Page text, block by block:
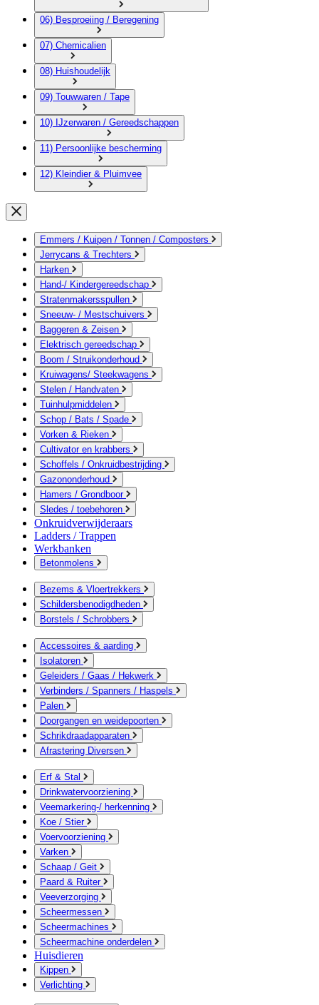
06) Besproeiing / Beregening
07) Chemicalien
08) Huishoudelijk
09) Touwwaren / Tape
10) IJzerwaren / Gereedschappen
11) Persoonlijke bescherming
12) Kleindier & Pluimvee
Emmers / Kuipen / Tonnen / Composters
Jerrycans & Trechters
Harken
Hand-/ Kindergereedschap
Stratenmakersspullen
Sneeuw- / Mestschuivers
Baggeren & Zeisen
Elektrisch gereedschap
Boom / Struikonderhoud
Kruiwagens/ Steekwagens
Stelen / Handvaten
Tuinhulpmiddelen
Schop / Bats / Spade
Vorken & Rieken
Cultivator en krabbers
Schoffels / Onkruidbestrijding
Gazononderhoud
Hamers / Grondboor
Sledes / toebehoren
Onkruidverwijderaars
Ladders / Trappen
Werkbanken
Betonmolens
Bezems & Vloertrekkers
Schildersbenodigdheden
Borstels / Schrobbers
Accessoires & aarding
Isolatoren
Geleiders / Gaas / Hekwerk
Verbinders / Spanners / Haspels
Palen
Doorgangen en weidepoorten
Schrikdraadapparaten
Afrastering Diversen
Erf & Stal
Drinkwatervoorziening
Veemarkering-/ herkenning
Koe / Stier
Voervoorziening
Varken
Schaap / Geit
Paard & Ruiter
Veeverzorging
Scheermessen
Scheermachines
Scheermachine onderdelen
Huisdieren
Kippen
Verlichting